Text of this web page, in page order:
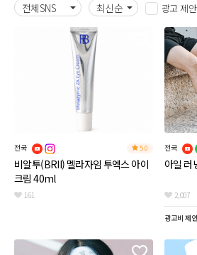
광고 제
전국 5.0
비알투(BRII) 멜라자임 투엑스 아이
크림 40ml
161
전국
아일 러
2,007
광고비 제안